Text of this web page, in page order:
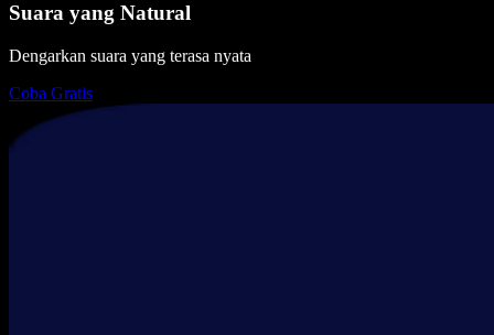
Suara yang Natural
Dengarkan suara yang terasa nyata
Coba Gratis